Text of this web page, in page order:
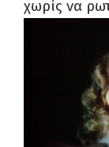
χωρίς να